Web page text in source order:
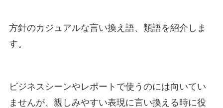
方針のカジュアルな言い換え語、類語を紹介しま
す。
ビジネスシーンやレポートで使うのには向いてい
ませんが、親しみやすい表現に言い換える時に役